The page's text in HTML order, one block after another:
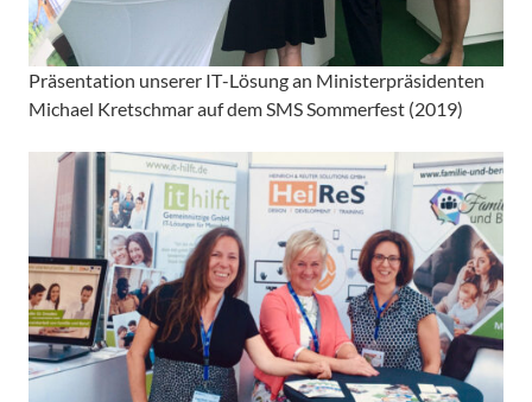
Präsentation unserer IT-Lösung an Ministerpräsidenten
Michael Kretschmar auf dem SMS Sommerfest (2019)